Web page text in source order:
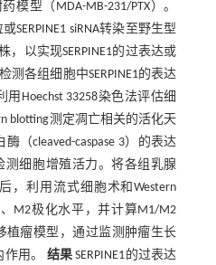
模型（MDA-MB-231/PTX）。
SERPINE1 siRNA转染至野生型
，以实现SERPINE1的过表达或
测各组细胞中SERPINE1的表达
Hoechst 33258染色法评估细
blotting测定凋亡相关的活化天
（cleaved-caspase 3）的表达
测细胞增殖活力。将各组乳腺
，利用流式细胞术和Western
M2极化水平，并计算M1/M2
植瘤模型，通过监测肿瘤生长
用。 结果 SERPINE1的过表达